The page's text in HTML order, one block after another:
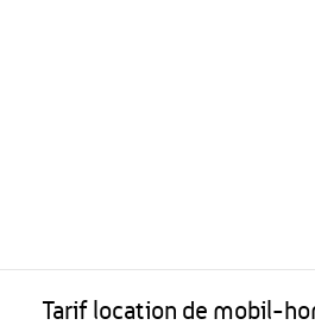
Tarif location de mobil-